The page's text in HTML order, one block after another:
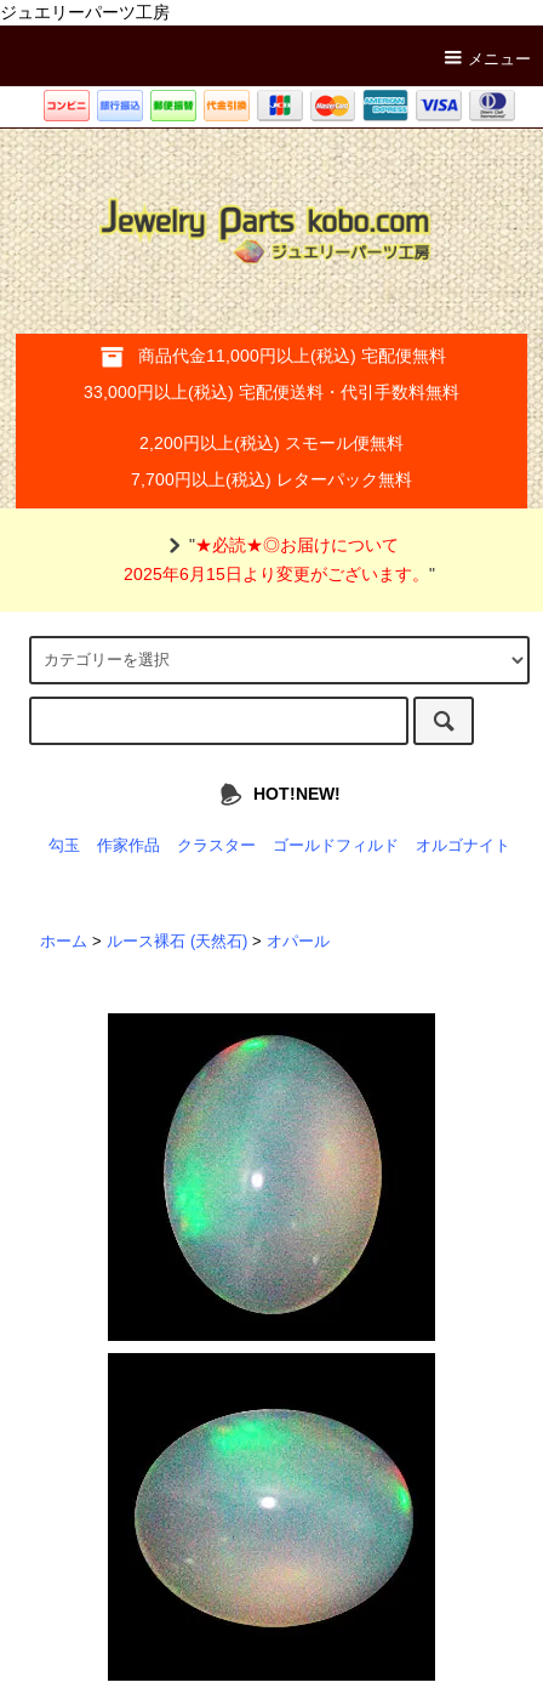
ジュエリーパーツ工房
メニュー
商品代金11,000円以上(税込) 宅配便無料
33,000円以上(税込) 宅配便送料・代引手数料無料
2,200円以上(税込) スモール便無料
7,700円以上(税込) レターパック無料
"★必読★◎お届けについて
2025年6月15日より変更がございます。"
HOT!NEW!
勾玉 作家作品 クラスター ゴールドフィルド オルゴナイト
ホーム > ルース裸石 (天然石) > オパール